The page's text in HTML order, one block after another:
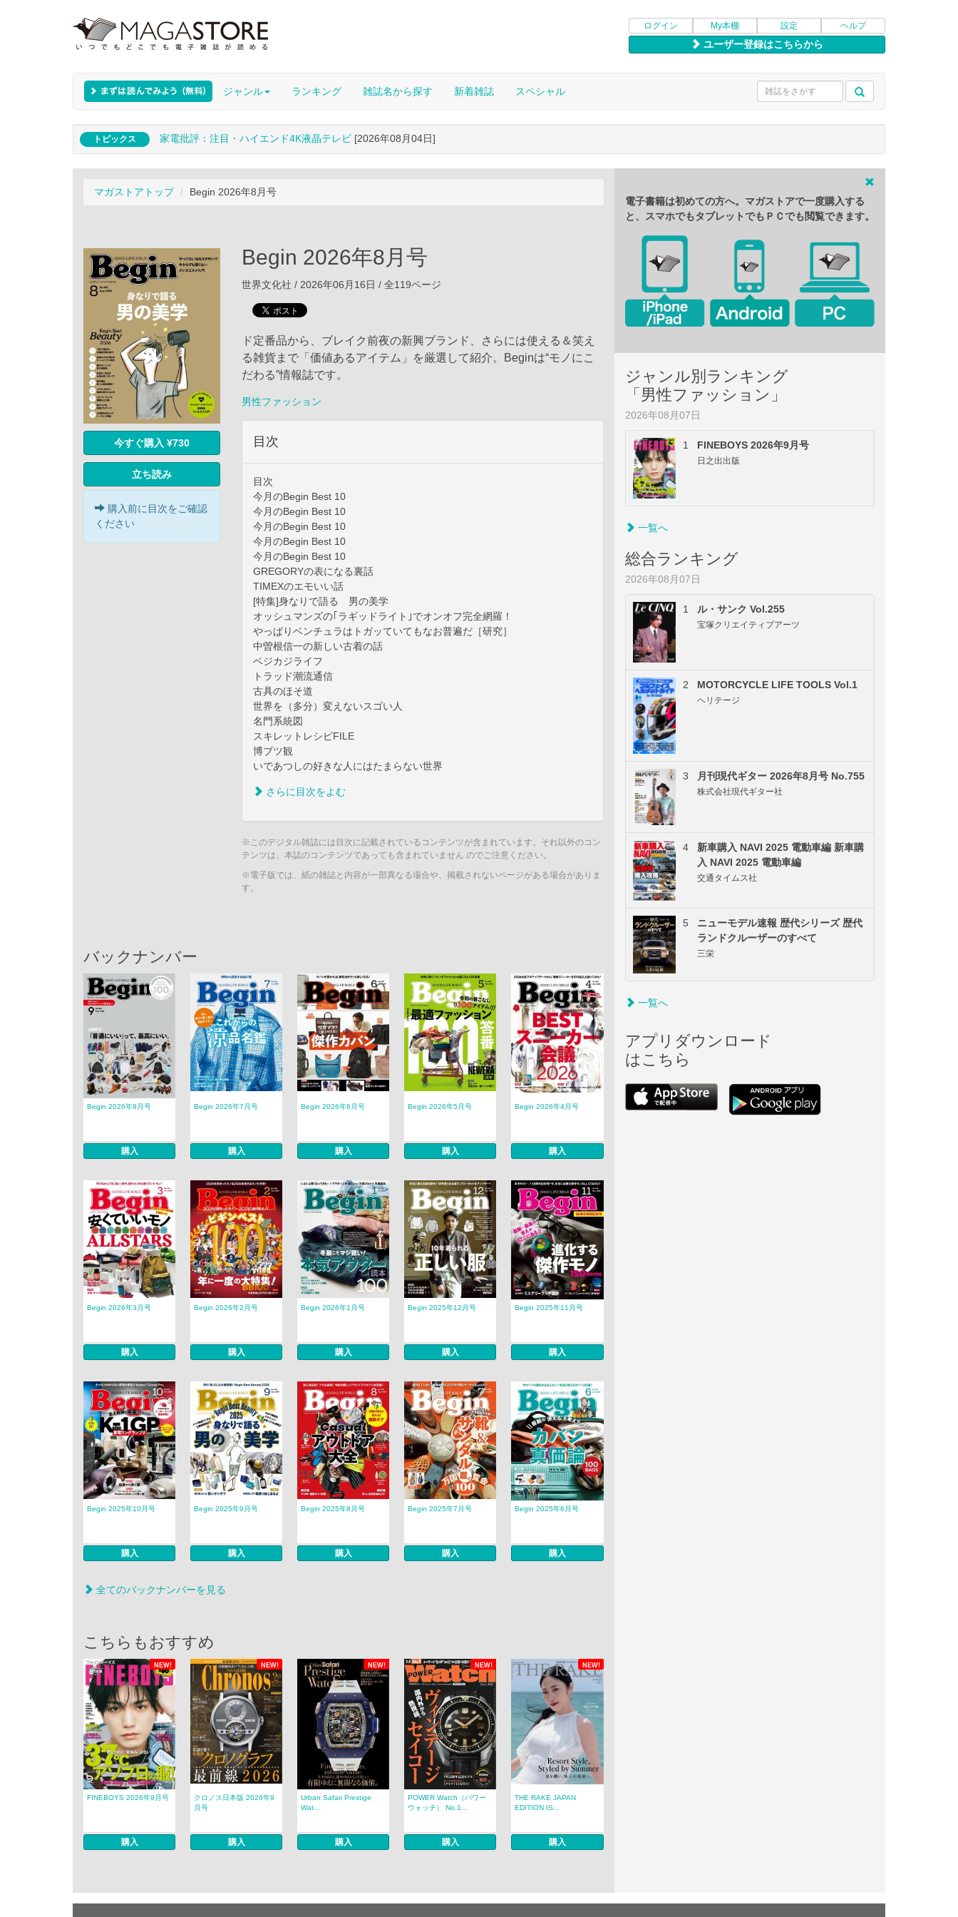
ログイン My本棚 設定 ヘルプ
ユーザー登録はこちらから
ジャンル ランキング 雑誌名から探す 新着雑誌 スペシャル
トピックス 家電批評：注目・ハイエンド4K液晶テレビ [2026年08月04日]
マガストアトップ Begin 2026年8月号
今すぐ購入 ¥730
立ち読み
購入前に目次をご確認
ください
Begin 2026年8月号
世界文化社 / 2026年06月16日 / 全119ページ
ド定番品から、ブレイク前夜の新興ブランド、さらには使える＆笑え
る雑貨まで「価値あるアイテム」を厳選して紹介。Beginは“モノにこ
だわる”情報誌です。
男性ファッション
目次
目次
今月のBegin Best 10
今月のBegin Best 10
今月のBegin Best 10
今月のBegin Best 10
今月のBegin Best 10
GREGORYの表になる裏話
TIMEXのエモいい話
[特集]身なりで語る 男の美学
オッシュマンズの｢ラギッドライト｣でオンオフ完全網羅！
やっぱりベンチュラはトガッていてもなお普遍だ［研究］
中曽根信一の新しい古着の話
ベジカジライフ
トラッド潮流通信
古具のほそ道
世界を（多分）変えないスゴい人
名門系統図
スキレットレシピFILE
博ブツ観
いであつしの好きな人にはたまらない世界
さらに目次をよむ
※このデジタル雑誌には目次に記載されているコンテンツが含まれています。それ以外のコン
テンツは、本誌のコンテンツであっても含まれていません のでご注意ください。
※電子版では、紙の雑誌と内容が一部異なる場合や、掲載されないページがある場合がありま
す。
バックナンバー
Begin 2026年9月号
購入
Begin 2026年7月号
購入
Begin 2026年6月号
購入
Begin 2026年5月号
購入
Begin 2026年4月号
購入
Begin 2026年3月号
購入
Begin 2026年2月号
購入
Begin 2026年1月号
購入
Begin 2025年12月号
購入
Begin 2025年11月号
購入
Begin 2025年10月号
購入
Begin 2025年9月号
購入
Begin 2025年8月号
購入
Begin 2025年7月号
購入
Begin 2025年6月号
購入
全てのバックナンバーを見る
こちらもおすすめ
NEW! NEW! NEW! NEW! NEW!
FINEBOYS 2026年9月号
購入
クロノス日本版 2026年9
月号
購入
Urban Safari Prestige
Wat...
購入
POWER Watch（パワー
ウォッチ） No.1...
購入
THE RAKE JAPAN
EDITION IS...
購入
電子書籍は初めての方へ。マガストアで一度購入する
と、スマホでもタブレットでもＰＣでも閲覧できます。
ジャンル別ランキング
「男性ファッション」
2026年08月07日
1 FINEBOYS 2026年9月号
日之出出版
一覧へ
総合ランキング
2026年08月07日
1 ル・サンク Vol.255
宝塚クリエイティブアーツ
2 MOTORCYCLE LIFE TOOLS Vol.1
ヘリテージ
3 月刊現代ギター 2026年8月号 No.755
株式会社現代ギター社
4
新車購入 NAVI 2025 電動車編 新車購
入 NAVI 2025 電動車編
交通タイムス社
5
ニューモデル速報 歴代シリーズ 歴代
ランドクルーザーのすべて
三栄
一覧へ
アプリダウンロード
はこちら